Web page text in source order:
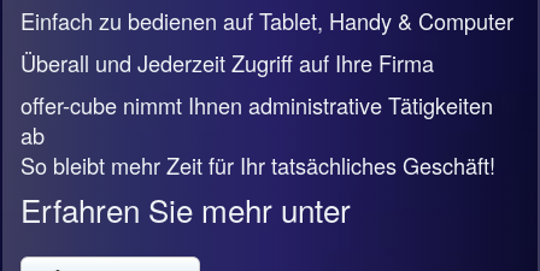
Einfach zu bedienen auf Tablet, Handy & Computer
Überall und Jederzeit Zugriff auf Ihre Firma
offer-cube nimmt Ihnen administrative Tätigkeiten
ab
So bleibt mehr Zeit für Ihr tatsächliches Geschäft!
Erfahren Sie mehr unter